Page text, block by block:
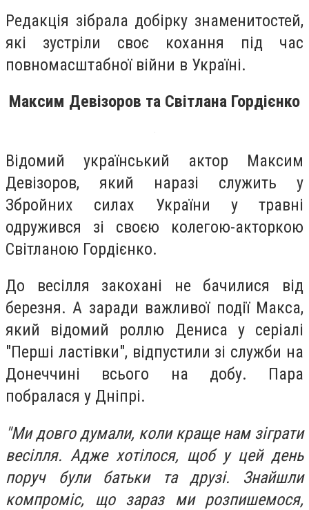
Редакція зібрала добірку знаменитостей,
які зустріли своє кохання під час
повномасштабної війни в Україні.
Максим Девізоров та Світлана Гордієнко
Відомий український актор Максим
Девізоров, який наразі служить у
Збройних силах України у травні
одружився зі своєю колегою-акторкою
Світланою Гордієнко.
До весілля закохані не бачилися від
березня. А заради важливої події Макса,
який відомий роллю Дениса у серіалі
"Перші ластівки", відпустили зі служби на
Донеччині всього на добу. Пара
побралася у Дніпрі.
"Ми довго думали, коли краще нам зіграти
весілля. Адже хотілося, щоб у цей день
поруч були батьки та друзі. Знайшли
компроміс, що зараз ми розпишемося,